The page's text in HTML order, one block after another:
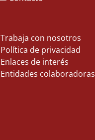
Trabaja con nosotros
de privacidad
de interés
colaboradoras